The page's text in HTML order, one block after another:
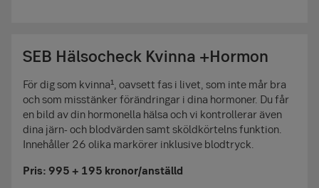
SEB Hälsocheck Kvinna +Hormon
För dig som kvinna¹, oavsett fas i livet, som inte mår bra
och som misstänker förändringar i dina hormoner. Du får
en bild av din hormonella hälsa och vi kontrollerar även
dina järn- och blodvärden samt sköldkörtelns funktion.
Innehåller 26 olika markörer inklusive blodtryck.
Pris: 995 + 195 kronor/anställd